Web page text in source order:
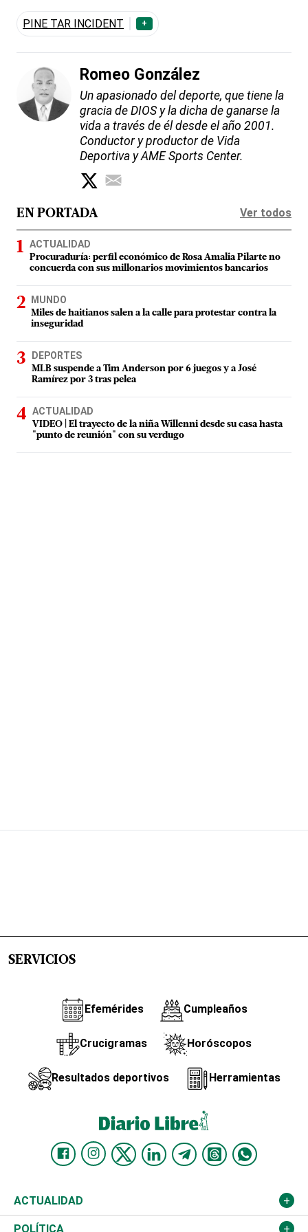
PINE TAR INCIDENT +
Romeo González
Un apasionado del deporte, que tiene la
gracia de DIOS y la dicha de ganarse la
vida a través de él desde el año 2001.
Conductor y productor de Vida
Deportiva y AME Sports Center.
EN PORTADA Ver todos
ACTUALIDAD
Procuraduría: perfil económico de Rosa Amalia Pilarte no
concuerda con sus millonarios movimientos bancarios
MUNDO
Miles de haitianos salen a la calle para protestar contra la
inseguridad
DEPORTES
MLB suspende a Tim Anderson por 6 juegos y a José
Ramírez por 3 tras pelea
ACTUALIDAD
VIDEO | El trayecto de la niña Willenni desde su casa hasta
"punto de reunión" con su verdugo
SERVICIOS
Efemérides Cumpleaños
Crucigramas Horóscopos
Resultados deportivos Herramientas
ACTUALIDAD
Nacional
POLÍTICA